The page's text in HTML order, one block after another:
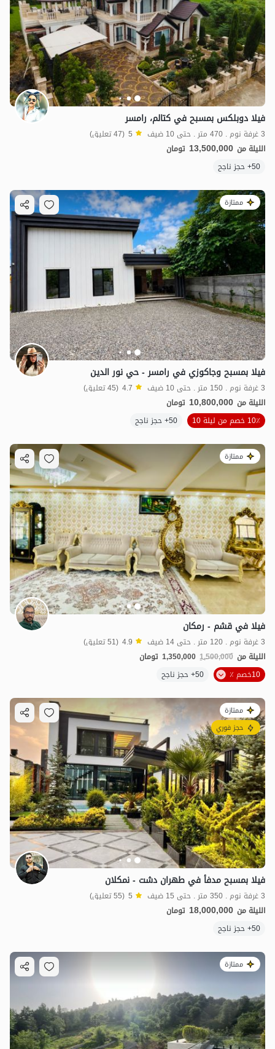
4.88مليون ت
مليون ت 4.9
15مليون ت
8.5مليون ت 4.7
فيلا دوبلكس بمسبح في كتالم، رامسر
3 غرفة نوم . 470 متر . حتى 10 ضيف 5 (47 تعليق)
الليلة من 13,500,000 تومان
50+ حجز ناجح
ممتازة
فيلا بمسبح وجاكوزي في رامسر - حي نور الدين
3 غرفة نوم . 150 متر . حتى 10 ضيف 4.7 (45 تعليق)
الليلة من 10,800,000 تومان
10٪ خصم من ليلة 10
50+ حجز ناجح
ممتازة
فيلا في قشم - رمكان
3 غرفة نوم . 120 متر . حتى 14 ضيف 4.9 (51 تعليق)
الليلة من 1,500,000
1,350,000 تومان
10خصم ٪
50+ حجز ناجح
ممتازة
حجز فوري
فيلا بمسبح مدفأ في طهران دشت - نمكلان
3 غرفة نوم . 350 متر . حتى 15 ضيف 5 (55 تعليق)
الليلة من 18,000,000 تومان
50+ حجز ناجح
ممتازة